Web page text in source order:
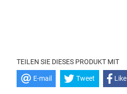
TEILEN SIE DIESES PRODUKT MIT
E-mail Tweet Like